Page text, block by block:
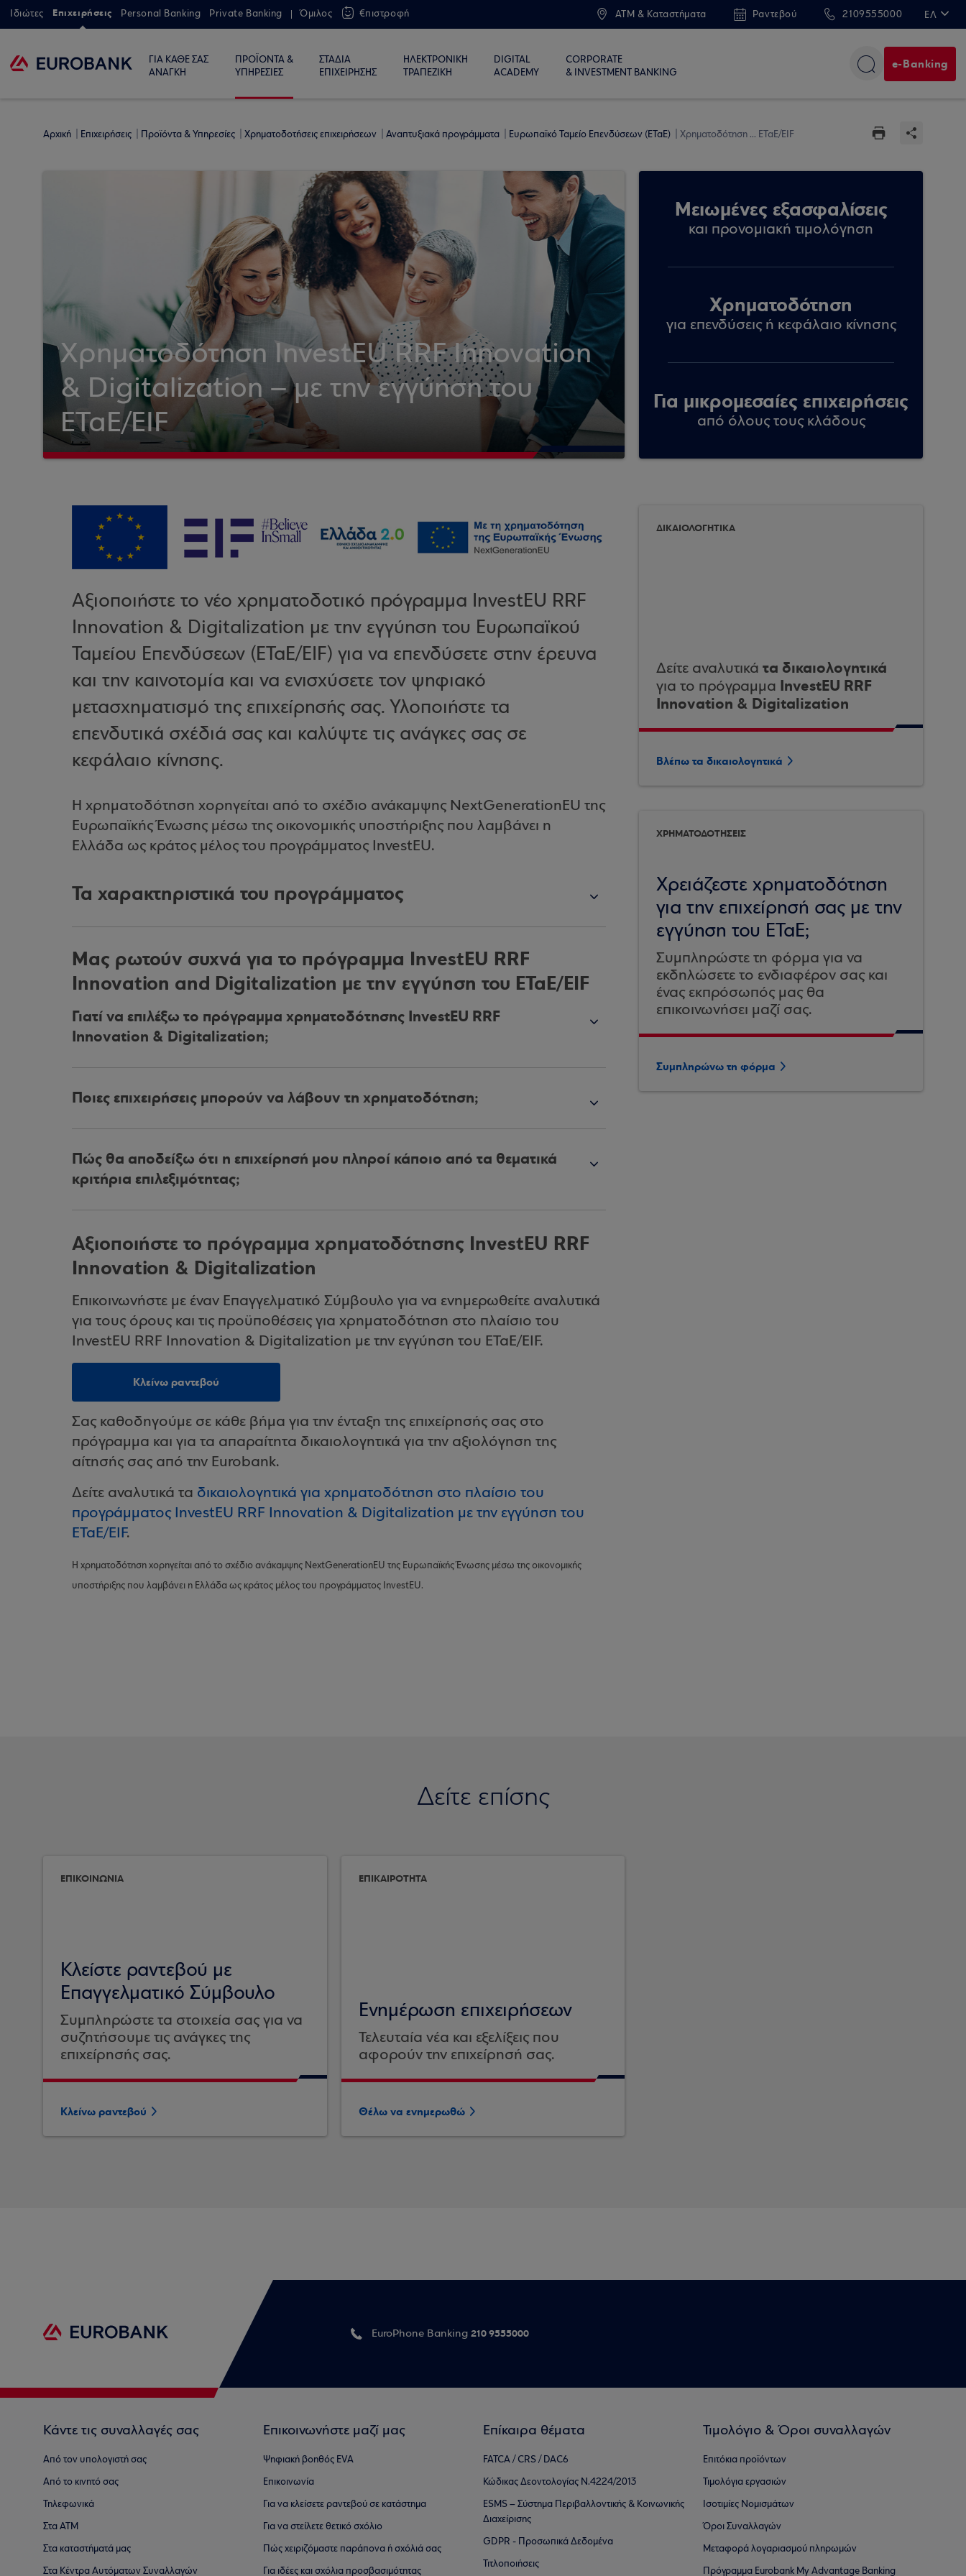
Ιδιώτες Επιχειρήσεις Personal Banking Private Banking Όμιλος €πιστροφή ATM & Καταστήματα Ραντεβού 2109555000 ΕΛ
ΓΙΑ ΚΑΘΕ ΣΑΣ
ΑΝΑΓΚΗ
ΠΡΟΪΟΝΤΑ &
ΥΠΗΡΕΣΙΕΣ
ΣΤΑΔΙΑ
ΕΠΙΧΕΙΡΗΣΗΣ
ΗΛΕΚΤΡΟΝΙΚΗ
ΤΡΑΠΕΖΙΚΗ
DIGITAL
ACADEMY
CORPORATE
& INVESTMENT BANKING
e-Banking
Αρχική Επιχειρήσεις Προϊόντα & Υπηρεσίες Χρηματοδοτήσεις επιχειρήσεων Αναπτυξιακά προγράμματα Ευρωπαϊκό Ταμείο Επενδύσεων (ΕΤαΕ) Χρηματοδότηση ... ΕΤαΕ/EIF
Χρηματοδότηση InvestEU RRF Innovation
& Digitalization – με την εγγύηση του
ΕΤαΕ/EIF
Μειωμένες εξασφαλίσεις
και προνομιακή τιμολόγηση
Χρηματοδότηση
για επενδύσεις ή κεφάλαιο κίνησης
Για μικρομεσαίες επιχειρήσεις
από όλους τους κλάδους
Αξιοποιήστε το νέο χρηματοδοτικό πρόγραμμα InvestEU RRF
Innovation & Digitalization με την εγγύηση του Ευρωπαϊκού
Ταμείου Επενδύσεων (ΕΤαΕ/EIF) για να επενδύσετε στην έρευνα
και την καινοτομία και να ενισχύσετε τον ψηφιακό
μετασχηματισμό της επιχείρησής σας. Υλοποιήστε τα
επενδυτικά σχέδιά σας και καλύψτε τις ανάγκες σας σε
κεφάλαιο κίνησης.
Η χρηματοδότηση χορηγείται από το σχέδιο ανάκαμψης NextGenerationEU της
Ευρωπαϊκής Ένωσης μέσω της οικονομικής υποστήριξης που λαμβάνει η
Ελλάδα ως κράτος μέλος του προγράμματος InvestEU.
Τα χαρακτηριστικά του προγράμματος
Μας ρωτούν συχνά για το πρόγραμμα InvestEU RRF
Innovation and Digitalization με την εγγύηση του ΕΤαΕ/EIF
Γιατί να επιλέξω το πρόγραμμα χρηματοδότησης InvestEU RRF
Innovation & Digitalization;
Ποιες επιχειρήσεις μπορούν να λάβουν τη χρηματοδότηση;
Πώς θα αποδείξω ότι η επιχείρησή μου πληροί κάποιο από τα θεματικά
κριτήρια επιλεξιμότητας;
Αξιοποιήστε το πρόγραμμα χρηματοδότησης InvestEU RRF
Innovation & Digitalization
Επικοινωνήστε με έναν Επαγγελματικό Σύμβουλο για να ενημερωθείτε αναλυτικά
για τους όρους και τις προϋποθέσεις για χρηματοδότηση στο πλαίσιο του
InvestEU RRF Innovation & Digitalization με την εγγύηση του ΕΤαΕ/EIF.
Κλείνω ραντεβού
Σας καθοδηγούμε σε κάθε βήμα για την ένταξη της επιχείρησής σας στο
πρόγραμμα και για τα απαραίτητα δικαιολογητικά για την αξιολόγηση της
αίτησής σας από την Eurobank.
Δείτε αναλυτικά τα δικαιολογητικά για χρηματοδότηση στο πλαίσιο του
προγράμματος InvestEU RRF Innovation & Digitalization με την εγγύηση του
ΕΤαΕ/EIF.
Η χρηματοδότηση χορηγείται από το σχέδιο ανάκαμψης NextGenerationEU της Ευρωπαϊκής Ένωσης μέσω της οικονομικής
υποστήριξης που λαμβάνει η Ελλάδα ως κράτος μέλος του προγράμματος InvestEU.
ΔΙΚΑΙΟΛΟΓΗΤΙΚΑ
Δείτε αναλυτικάτα δικαιολογητικά
για το πρόγραμμα InvestEU RRF
Innovation & Digitalization
Βλέπω τα δικαιολογητικά
ΧΡΗΜΑΤΟΔΟΤΗΣΕΙΣ
Χρειάζεστε χρηματοδότηση
για την επιχείρησή σας με την
εγγύηση του ΕΤαΕ;
Συμπληρώστε τη φόρμα για να
εκδηλώσετε το ενδιαφέρον σας και
ένας εκπρόσωπός μας θα
επικοινωνήσει μαζί σας.
Συμπληρώνω τη φόρμα
Δείτε επίσης
ΕΠΙΚΟΙΝΩΝΙΑ
Κλείστε ραντεβού με
Επαγγελματικό Σύμβουλο
Συμπληρώστε τα στοιχεία σας για να
συζητήσουμε τις ανάγκες της
επιχείρησής σας.
Κλείνω ραντεβού
ΕΠΙΚΑΙΡΟΤΗΤΑ
Ενημέρωση επιχειρήσεων
Τελευταία νέα και εξελίξεις που
αφορούν την επιχείρησή σας.
Θέλω να ενημερωθώ
EuroPhone Banking 210 9555000
Κάντε τις συναλλαγές σας
Από τον υπολογιστή σας
Από το κινητό σας
Τηλεφωνικά
Στα ΑΤΜ
Στα καταστήματά μας
Στα Κέντρα Αυτόματων Συναλλαγών
Επικοινωνήστε μαζί μας
Ψηφιακή βοηθός EVA
Επικοινωνία
Για να κλείσετε ραντεβού σε κατάστημα
Για να στείλετε θετικό σχόλιο
Πώς χειριζόμαστε παράπονα ή σχόλιά σας
Για ιδέες και σχόλια προσβασιμότητας
Επίκαιρα θέματα
FATCA / CRS / DAC6
Κώδικας Δεοντολογίας Ν.4224/2013
ESMS – Σύστημα Περιβαλλοντικής & Κοινωνικής
Διαχείρισης
GDPR - Προσωπικά Δεδομένα
Τιτλοποιήσεις
Τιμολόγιο & Όροι συναλλαγών
Επιτόκια προϊόντων
Τιμολόγια εργασιών
Ισοτιμίες Νομισμάτων
Όροι Συναλλαγών
Μεταφορά λογαριασμού πληρωμών
Πρόγραμμα Eurobank My Advantage Banking